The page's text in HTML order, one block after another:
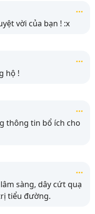
vời của bạn ! :x
hộ !
thông tin bổ ích cho
sàng, dây cứt quạ
tiểu đường.